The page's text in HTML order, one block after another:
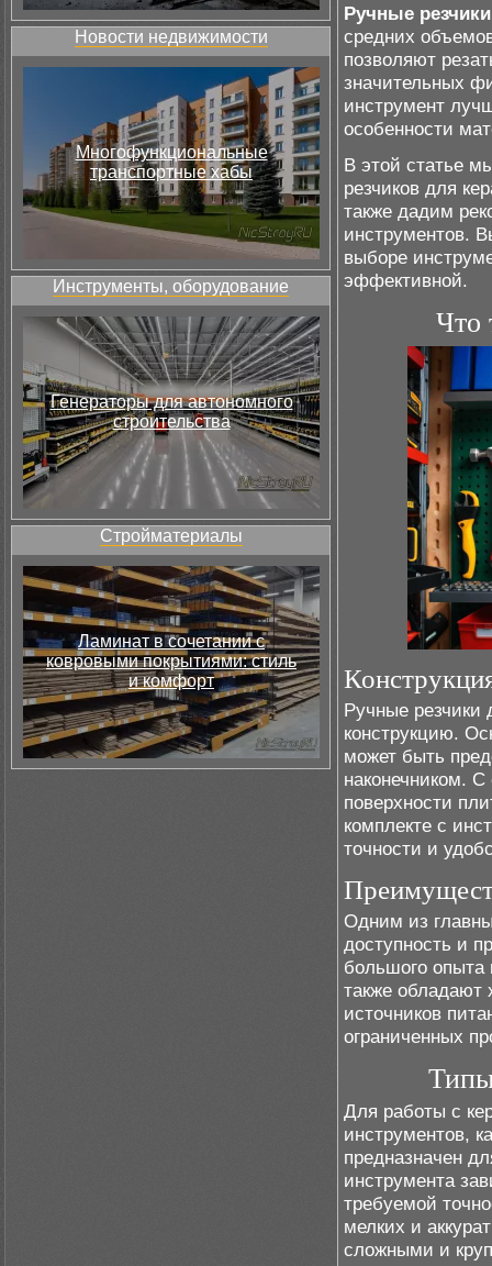
Новости недвижимости
Многофункциональные
транспортные хабы
Инструменты, оборудование
Генераторы для автономного
строительства
Стройматериалы
Ламинат в сочетании с
ковровыми покрытиями: стиль
и комфорт
Ручные резчики
средних
позволяют
значительных
инструмент
особенности
В этой статье
резчиков для
также дадим
инструментов.
выборе
эффективной.
Что
Ручные
конструкцию.
может быть
наконечником.
поверхности
комплекте с
точности и
Одним из
доступность и
большого опыта
также обладают
источников
ограниченных
Для работы с
инструментов,
предназначен
инструмента
требуемой
мелких и
сложными и